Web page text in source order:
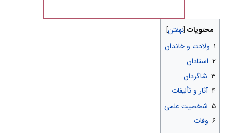
محتویات
۱ ولادت و خاندان
۲ استادان
۳ شاگردان
۴ آثار و تألیفات
۵ شخصیت علمى
۶ وفات